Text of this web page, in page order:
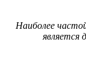
Наиболее
является